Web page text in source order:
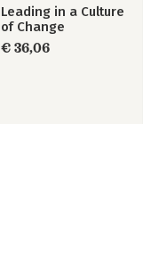
Leading in a Culture
of Change
€ 36,06